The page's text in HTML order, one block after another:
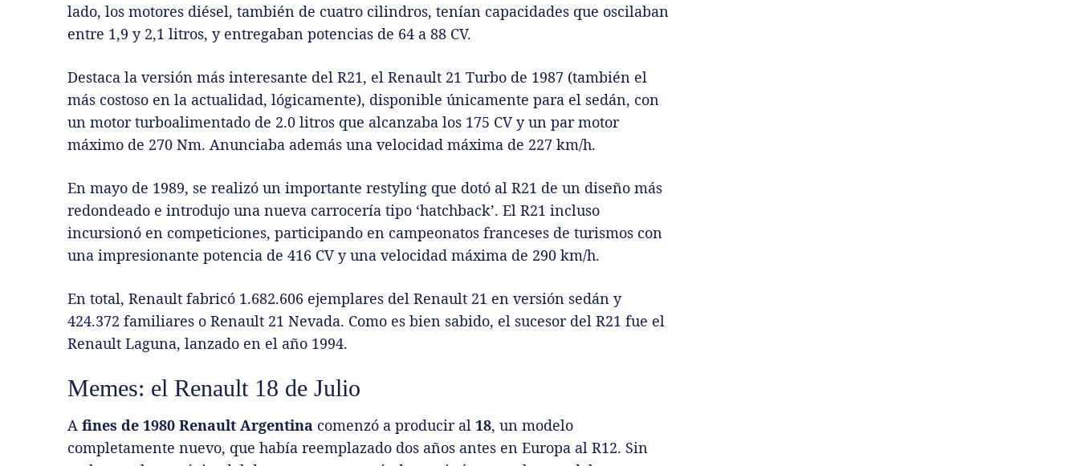
lado, los motores diésel, también de cuatro cilindros, tenían capacidades que oscilaban
entre 1,9 y 2,1 litros, y entregaban potencias de 64 a 88 CV.
Destaca la versión más interesante del R21, el Renault 21 Turbo de 1987 (también el
más costoso en la actualidad, lógicamente), disponible únicamente para el sedán, con
un motor turboalimentado de 2.0 litros que alcanzaba los 175 CV y un par motor
máximo de 270 Nm. Anunciaba además una velocidad máxima de 227 km/h.
En mayo de 1989, se realizó un importante restyling que dotó al R21 de un diseño más
redondeado e introdujo una nueva carrocería tipo ‘hatchback’. El R21 incluso
incursionó en competiciones, participando en campeonatos franceses de turismos con
una impresionante potencia de 416 CV y una velocidad máxima de 290 km/h.
En total, Renault fabricó 1.682.606 ejemplares del Renault 21 en versión sedán y
424.372 familiares o Renault 21 Nevada. Como es bien sabido, el sucesor del R21 fue el
Renault Laguna, lanzado en el año 1994.
Memes: el Renault 18 de Julio
A fines de 1980 Renault Argentina comenzó a producir al 18, un modelo
completamente nuevo, que había reemplazado dos años antes en Europa al R12. Sin